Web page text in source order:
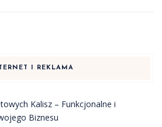
I REKLAMA
Kalisz – Funkcjonalne i
Biznesu